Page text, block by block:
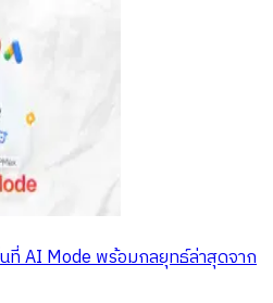
ที่ AI Mode พร้อมกลยุทธ์ล่าสุดจาก